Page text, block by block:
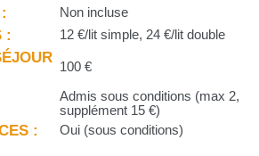
Non incluse
: 12 €/lit simple, 24 €/lit double
100 €
Admis sous conditions (max 2,
supplément 15 €)
: Oui (sous conditions)